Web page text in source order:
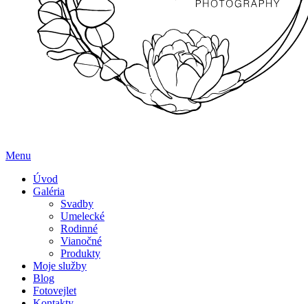
Menu
Úvod
Galéria
Svadby
Umelecké
Rodinné
Vianočné
Produkty
Moje služby
Blog
Fotovejlet